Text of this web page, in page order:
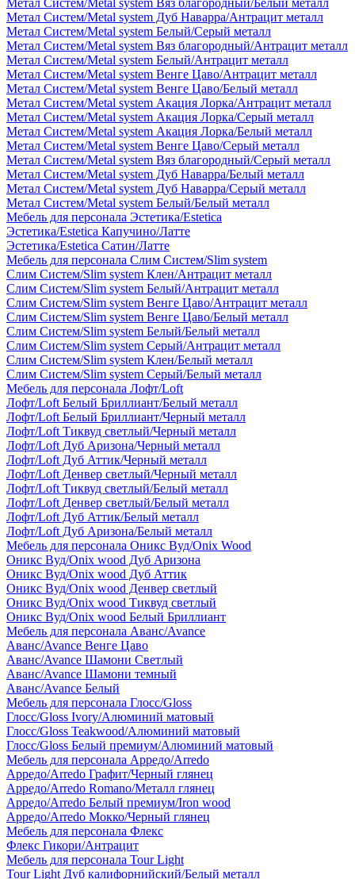
Метал Систем/Metal system Вяз благородный/Белый металл
Метал Систем/Metal system Дуб Наварра/Антрацит металл
Метал Систем/Metal system Белый/Серый металл
Метал Систем/Metal system Вяз благородный/Антрацит металл
Метал Систем/Metal system Белый/Антрацит металл
Метал Систем/Metal system Венге Цаво/Антрацит металл
Метал Систем/Metal system Венге Цаво/Белый металл
Метал Систем/Metal system Акация Лорка/Антрацит металл
Метал Систем/Metal system Акация Лорка/Серый металл
Метал Систем/Metal system Акация Лорка/Белый металл
Метал Систем/Metal system Венге Цаво/Серый металл
Метал Систем/Metal system Вяз благородный/Серый металл
Метал Систем/Metal system Дуб Наварра/Белый металл
Метал Систем/Metal system Дуб Наварра/Серый металл
Метал Систем/Metal system Белый/Белый металл
Мебель для персонала Эстетика/Estetica
Эстетика/Estetica Капучино/Латте
Эстетика/Estetica Сатин/Латте
Мебель для персонала Слим Систем/Slim system
Слим Систем/Slim system Клен/Антрацит металл
Слим Систем/Slim system Белый/Антрацит металл
Слим Систем/Slim system Венге Цаво/Антрацит металл
Слим Систем/Slim system Венге Цаво/Белый металл
Слим Систем/Slim system Белый/Белый металл
Слим Систем/Slim system Серый/Антрацит металл
Слим Систем/Slim system Клен/Белый металл
Слим Систем/Slim system Серый/Белый металл
Мебель для персонала Лофт/Loft
Лофт/Loft Белый Бриллиант/Белый металл
Лофт/Loft Белый Бриллиант/Черный металл
Лофт/Loft Тиквуд светлый/Черный металл
Лофт/Loft Дуб Аризона/Черный металл
Лофт/Loft Дуб Аттик/Черный металл
Лофт/Loft Денвер светлый/Черный металл
Лофт/Loft Тиквуд светлый/Белый металл
Лофт/Loft Денвер светлый/Белый металл
Лофт/Loft Дуб Аттик/Белый металл
Лофт/Loft Дуб Аризона/Белый металл
Мебель для персонала Оникс Вуд/Onix Wood
Оникс Вуд/Onix wood Дуб Аризона
Оникс Вуд/Onix wood Дуб Аттик
Оникс Вуд/Onix wood Денвер светлый
Оникс Вуд/Onix wood Тиквуд светлый
Оникс Вуд/Onix wood Белый Бриллиант
Мебель для персонала Аванс/Avance
Аванс/Avance Венге Цаво
Аванс/Avance Шамони Светлый
Аванс/Avance Шамони темный
Аванс/Avance Белый
Мебель для персонала Глосс/Gloss
Глосс/Gloss Ivory/Алюминий матовый
Глосс/Gloss Teakwood/Алюминий матовый
Глосс/Gloss Белый премиум/Алюминий матовый
Мебель для персонала Арредо/Arredo
Арредо/Arredo Графит/Черный глянец
Арредо/Arredo Romano/Металл глянец
Арредо/Arredo Белый премиум/Iron wood
Арредо/Arredo Мокко/Черный глянец
Мебель для персонала Флекс
Флекс Гикори/Антрацит
Мебель для персонала Tour Light
Tour Light Дуб калифорнийский/Белый металл